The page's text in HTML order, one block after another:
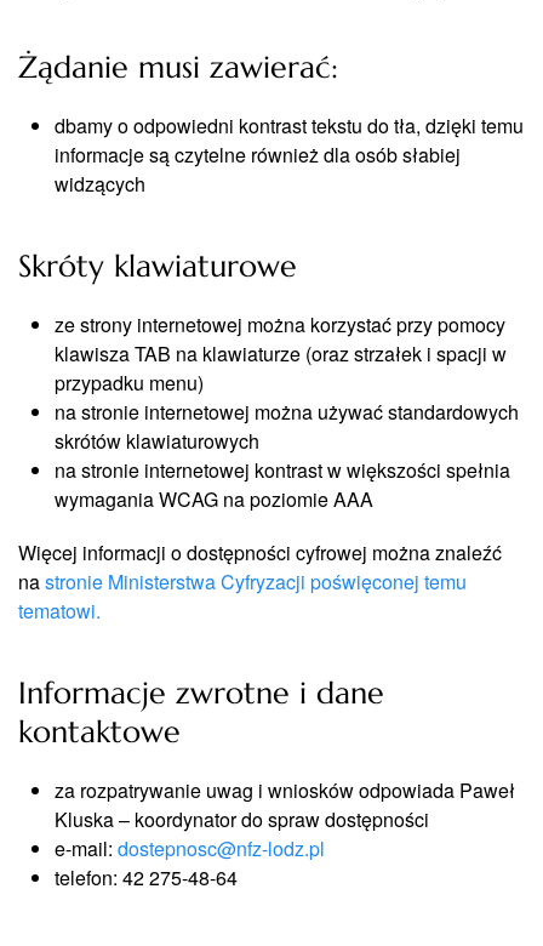
Żądanie musi zawierać:
dbamy o odpowiedni kontrast tekstu do tła, dzięki temu
informacje są czytelne również dla osób słabiej
widzących
Skróty klawiaturowe
ze strony internetowej można korzystać przy pomocy
klawisza TAB na klawiaturze (oraz strzałek i spacji w
przypadku menu)
na stronie internetowej można używać standardowych
skrótów klawiaturowych
na stronie internetowej kontrast w większości spełnia
wymagania WCAG na poziomie AAA
Więcej informacji o dostępności cyfrowej można znaleźć
nastronie Ministerstwa Cyfryzacji poświęconej temu
tematowi.
Informacje zwrotne i dane
kontaktowe
za rozpatrywanie uwag i wniosków odpowiada Paweł
Kluska – koordynator do spraw dostępności
e-mail: dostepnosc@nfz-lodz.pl
telefon: 42 275-48-64